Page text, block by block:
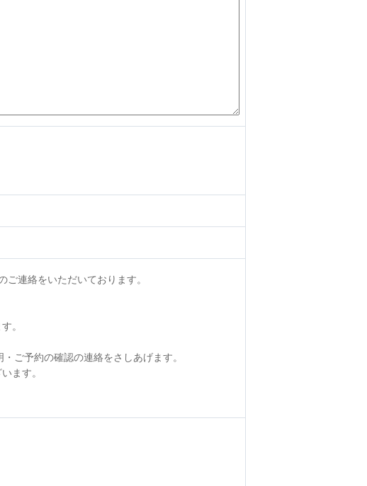
連絡をいただいております。
。
ご予約の確認の連絡をさしあげます。
ます。